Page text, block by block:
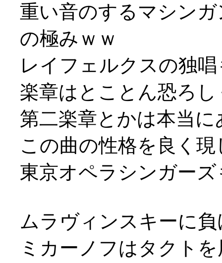
重い音のするマシン
の極みｗｗ
レイフェルクスの独
楽章はとことん恐ろし
第二楽章とかは本当
この曲の性格を良く
東京オペラシンガー
ムラヴィンスキーに
ミカーノフはタクト